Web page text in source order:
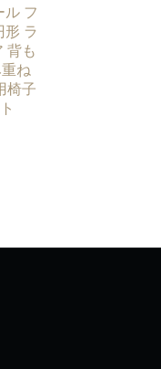
ル フ
形 ラ
背も
ね
椅子